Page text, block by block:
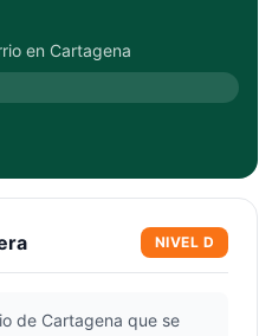
en Cartagena
NIVEL D
de Cartagena que se